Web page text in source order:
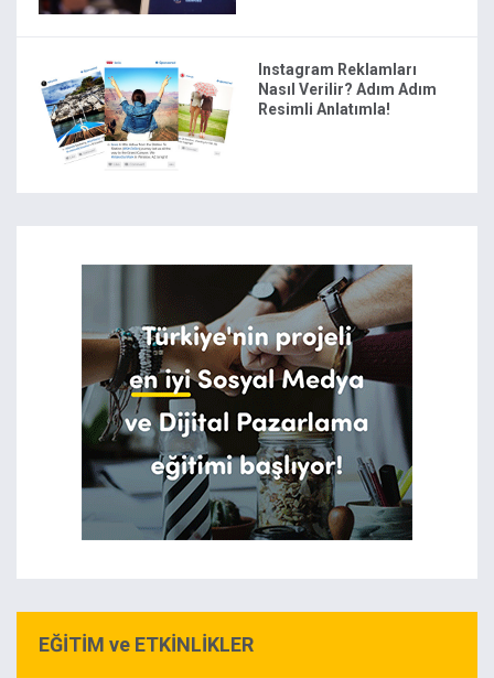
Instagram Reklamları
Nasıl Verilir? Adım Adım
Resimli Anlatımla!
EĞİTİM ve ETKİNLİKLER